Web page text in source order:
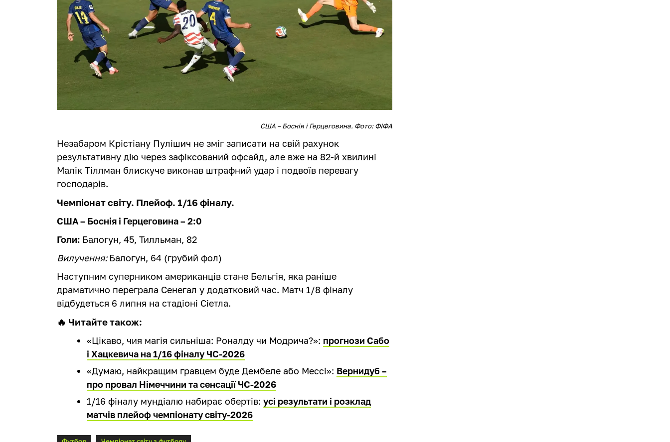
США – Боснія і Герцеговина. Фото: ФІФА
Незабаром Крістіану Пулішич не зміг записати на свій рахунок
результативну дію через зафіксований офсайд, але вже на 82-й хвилині
Малік Тіллман блискуче виконав штрафний удар і подвоїв перевагу
господарів.
Чемпіонат світу. Плейоф. 1/16 фіналу.
США – Боснія і Герцеговина – 2:0
Голи: Балогун, 45, Тилльман, 82
Вилучення:Балогун, 64 (грубий фол)
Наступним суперником американців стане Бельгія, яка раніше
драматично переграла Сенегал у додатковий час. Матч 1/8 фіналу
відбудеться 6 липня на стадіоні Сіетла.
🔥 Читайте також:
«Цікаво, чия магія сильніша: Роналду чи Модрича?»: прогнози Сабо
і Хацкевича на 1/16 фіналу ЧС-2026
«Думаю, найкращим гравцем буде Дембеле або Мессі»: Вернидуб –
про провал Німеччини та сенсації ЧС-2026
1/16 фіналу мундіалю набирає обертів:усі результати і розклад
матчів плейоф чемпіонату світу-2026